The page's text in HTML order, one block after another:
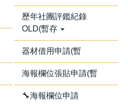
歷年社團評鑑紀錄
OLD(暫存
器材借用申請(暫
海報欄位張貼申請(暫
🔧海報欄位申請